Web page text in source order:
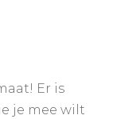
Er is
je mee wilt